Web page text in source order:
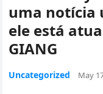
uma notícia
ele está
GIANG
Uncategorized May